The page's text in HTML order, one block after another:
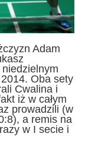
Adam
Oba sety
Cwalina i
iż w całym
prowadzili (w
a remis na
w I secie i